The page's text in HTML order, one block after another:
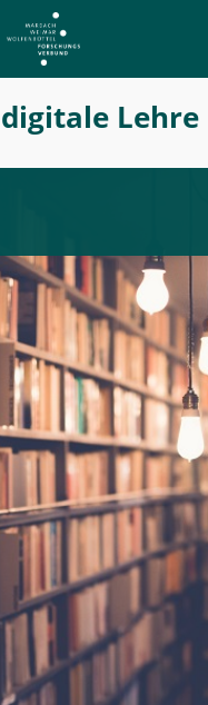
Toggle
navigation
Lehre